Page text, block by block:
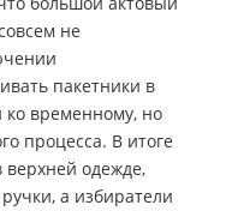
не
пакетники в
ко временному, но
процесса. В итоге
верхней одежде,
а избиратели